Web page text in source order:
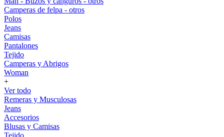
Camperas de felpa - otros
Polos
Jeans
Camisas
Pantalones
Tejido
Camperas y Abrigos
Woman
+
Ver todo
Remeras y Musculosas
Jeans
Accesorios
Blusas y Camisas
Tejido